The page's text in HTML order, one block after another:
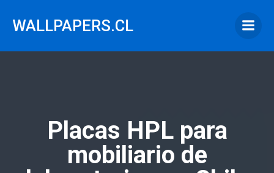
WALLPAPERS.CL
Placas HPL para
mobiliario de